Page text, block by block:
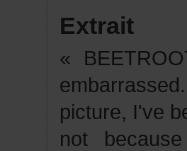
Extrait